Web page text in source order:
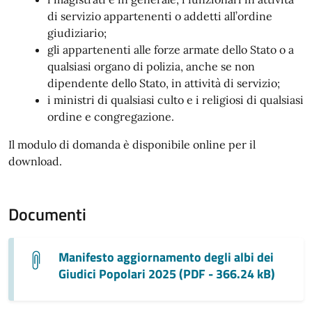
di servizio appartenenti o addetti all’ordine
giudiziario;
gli appartenenti alle forze armate dello Stato o a
qualsiasi organo di polizia, anche se non
dipendente dello Stato, in attività di servizio;
i ministri di qualsiasi culto e i religiosi di qualsiasi
ordine e congregazione.
Il modulo di domanda è disponibile online per il
download.
Documenti
Manifesto aggiornamento degli albi dei
Giudici Popolari 2025 (PDF - 366.24 kB)